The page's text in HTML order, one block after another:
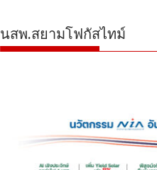
นสพ.สยามโฟกัสไทม์